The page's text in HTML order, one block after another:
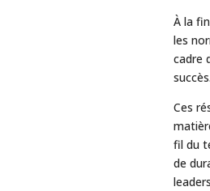
À la
les
cadre
succès.
Ces
fil du
de